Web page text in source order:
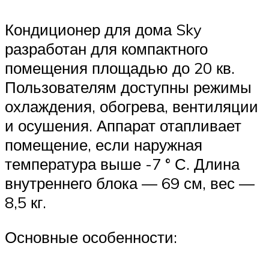
Кондиционер для дома Sky
разработан для компактного
помещения площадью до 20 кв.
Пользователям доступны режимы
охлаждения, обогрева, вентиляции
и осушения. Аппарат отапливает
помещение, если наружная
температура выше -7 ° С. Длина
внутреннего блока — 69 см, вес —
8,5 кг.
Основные особенности: